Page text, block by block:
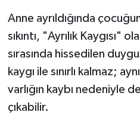
Anne ayrıldığında
sıkıntı, "Ayrılık Kaygısı"
sırasında hissedilen
kaygı ile sınırlı kalmaz;
varlığın kaybı nedeniyle
çıkabilir.